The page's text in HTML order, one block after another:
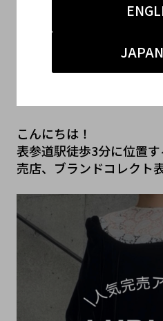
#LUDLOW 買取
こんにちは！
表参道駅徒歩3分に位置
売店、ブランドコレクト